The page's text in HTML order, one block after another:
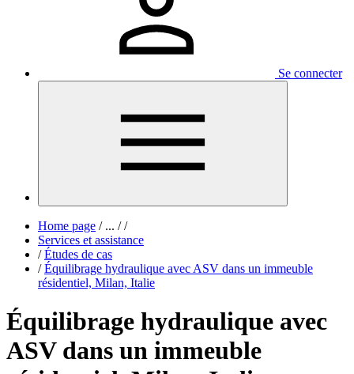
Se connecter
Home page /... / /
Services et assistance
/ Études de cas
/ Équilibrage hydraulique avec ASV dans un immeuble
résidentiel, Milan, Italie
Équilibrage hydraulique avec
ASV dans un immeuble